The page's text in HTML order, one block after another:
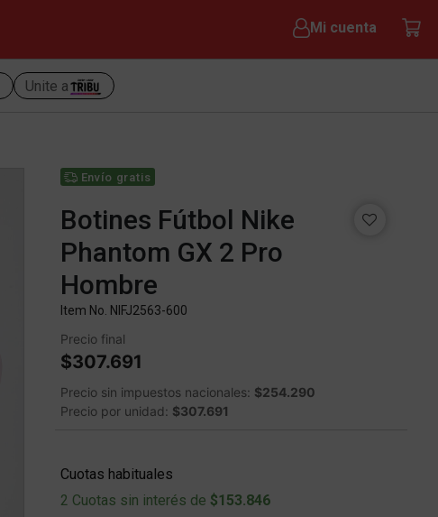
Mi cuenta
Unite a
Envío gratis
Botines Fútbol Nike
Phantom GX 2 Pro
Hombre
Item No. NIFJ2563-600
Precio final
$307.691
Precio sin impuestos nacionales: $254.290
Precio por unidad: $307.691
Cuotas habituales
2 Cuotas sin interés de $153.846